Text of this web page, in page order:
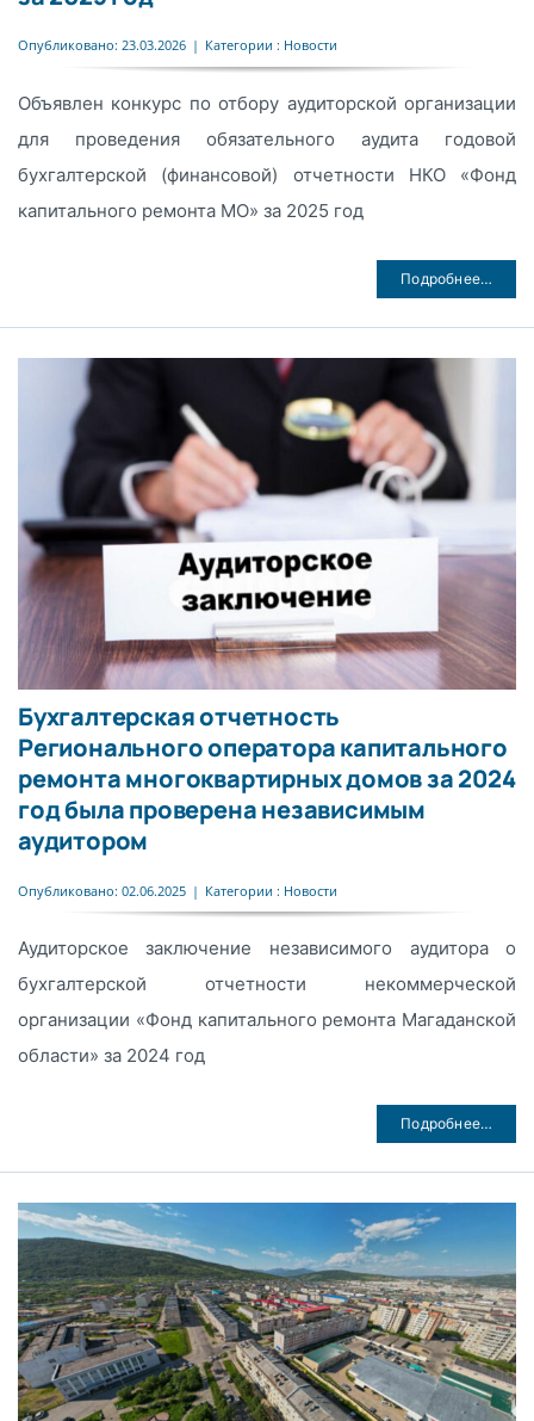
Опубликовано: 23.03.2026 | Категории : Новости
Объявлен конкурс по отбору аудиторской организации
для проведения обязательного аудита годовой
бухгалтерской (финансовой) отчетности НКО «Фонд
капитального ремонта МО» за 2025 год
Подробнее…
Бухгалтерская отчетность
Регионального оператора капитального
ремонта многоквартирных домов за 2024
год была проверена независимым
аудитором
Опубликовано: 02.06.2025 | Категории : Новости
Аудиторское заключение независимого аудитора о
бухгалтерской отчетности некоммерческой
организации «Фонд капитального ремонта Магаданской
области» за 2024 год
Подробнее…